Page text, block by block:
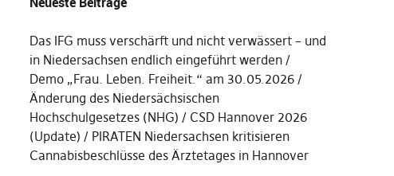
Das IFG muss verschärft und nicht verwässert – und
in Niedersachsen endlich eingeführt werden
Demo „Frau. Leben. Freiheit.“ am 30.05.2026
Änderung des Niedersächsischen
Hochschulgesetzes (NHG)
CSD Hannover 2026
(Update)
PIRATEN Niedersachsen kritisieren
Cannabisbeschlüsse des Ärztetages in Hannover